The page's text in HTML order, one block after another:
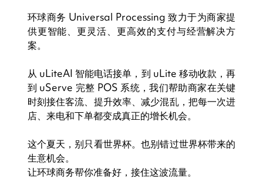
环球商务 Universal Processing 致力于为商家提
供更智能、更灵活、更高效的支付与经营解决方
案。
从 uLiteAI 智能电话接单，到 uLite 移动收款，再
到 uServe 完整 POS 系统，我们帮助商家在关键
时刻接住客流、提升效率、减少混乱，把每一次进
店、来电和下单都变成真正的增长机会。
这个夏天，别只看世界杯。也别错过世界杯带来的
生意机会。
让环球商务帮你准备好，接住这波流量。